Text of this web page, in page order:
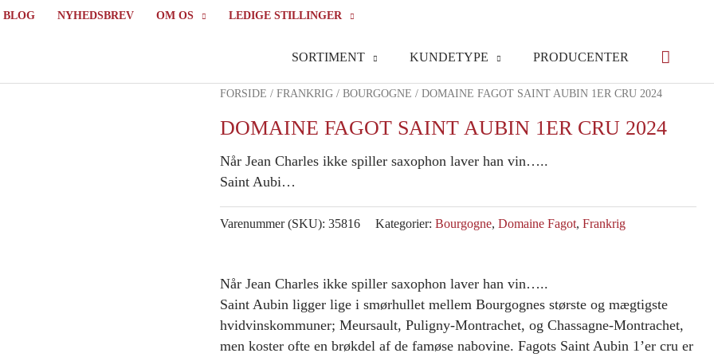
BLOG NYHEDSBREV OM OS LEDIGE STILLINGER
SORTIMENT KUNDETYPE PRODUCENTER
FORSIDE / FRANKRIG / BOURGOGNE / DOMAINE FAGOT SAINT AUBIN 1ER CRU 2024
DOMAINE FAGOT SAINT AUBIN 1ER CRU 2024
Når Jean Charles ikke spiller saxophon laver han vin…..
Saint Aubi…
Varenummer (SKU): 35816 Kategorier: Bourgogne, Domaine Fagot, Frankrig
Når Jean Charles ikke spiller saxophon laver han vin…..
Saint Aubin ligger lige i smørhullet mellem Bourgognes største og mægtigste
hvidvinskommuner; Meursault, Puligny-Montrachet, og Chassagne-Montrachet,
men koster ofte en brøkdel af de famøse nabovine. Fagots Saint Aubin 1’er cru er